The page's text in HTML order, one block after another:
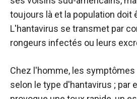
toujours là et la population doit
L'hantavirus se transmet par
rongeurs infectés ou leurs
Chez l'homme, les symptômes
selon le type d'hantavirus ; par